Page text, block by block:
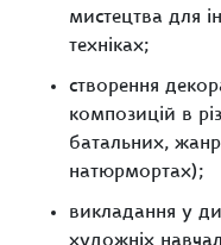
мистецтва для
техніках;
створення
композицій в
батальних,
натюрмортах);
викладання у
художніх